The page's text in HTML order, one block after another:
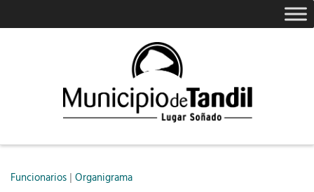
Funcionarios | Organigrama